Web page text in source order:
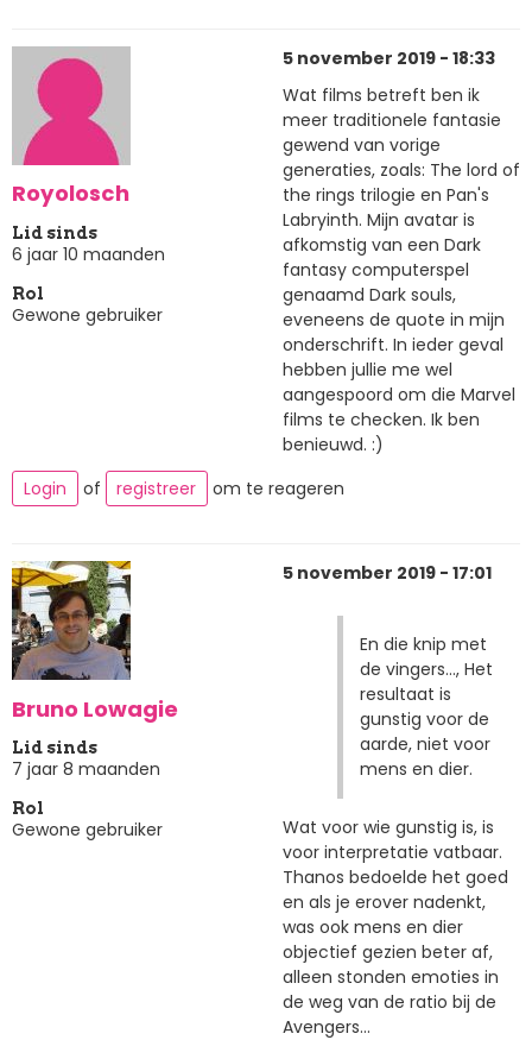
Royolosch
Lid sinds
6 jaar 10 maanden
Rol
Gewone gebruiker
5 november 2019 - 18:33
Wat films betreft ben ik
meer traditionele fantasie
gewend van vorige
generaties, zoals: The lord of
the rings trilogie en Pan's
Labryinth. Mijn avatar is
afkomstig van een Dark
fantasy computerspel
genaamd Dark souls,
eveneens de quote in mijn
onderschrift. In ieder geval
hebben jullie me wel
aangespoord om die Marvel
films te checken. Ik ben
benieuwd. :)
Login
of registreer om te reageren
Bruno Lowagie
Lid sinds
7 jaar 8 maanden
Rol
Gewone gebruiker
5 november 2019 - 17:01
En die knip met
de vingers..., Het
resultaat is
gunstig voor de
aarde, niet voor
mens en dier.
Wat voor wie gunstig is, is
voor interpretatie vatbaar.
Thanos bedoelde het goed
en als je erover nadenkt,
was ook mens en dier
objectief gezien beter af,
alleen stonden emoties in
de weg van de ratio bij de
Avengers...